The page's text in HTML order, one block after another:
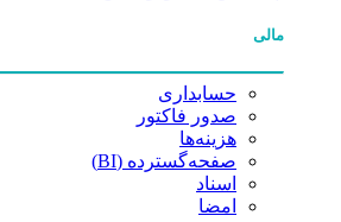
مالی
حسابداری
صدور فاکتور
هزینه‌ها
صفحه‌گسترده (BI)
اسناد
امضا